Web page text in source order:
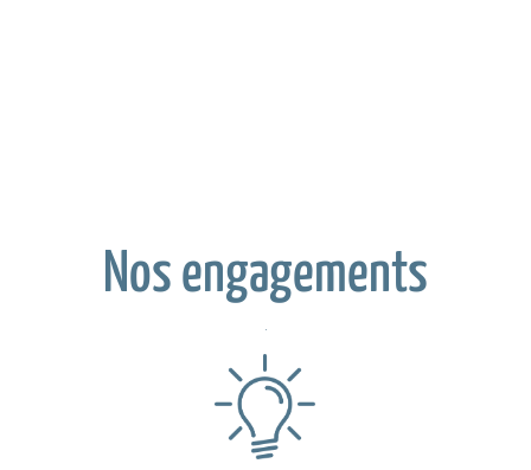
Nos engagements